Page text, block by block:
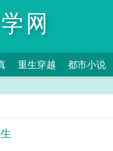
网
重生穿越 都市小说